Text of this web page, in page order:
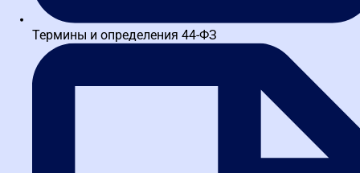
Термины и определения 44-ФЗ